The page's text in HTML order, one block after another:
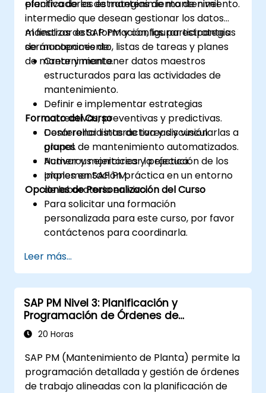
efectiva de las estrategias de mantenimiento.
planificadores de mantenimiento de nivel
intermedio que desean gestionar los datos
maestros de SAP PM y configurar estrategias
de mantenimiento, listas de tareas y planes
de mantenimiento.
Al finalizar esta formación, los participantes
serán capaces de:
Crear y mantener datos maestros
estructurados para las actividades de
mantenimiento.
Definir e implementar estrategias
correctivas, preventivas y predictivas.
Desarrollar listas de tareas y vincularlas a
planes de mantenimiento automatizados.
Activar y monitorear la ejecución de los
planes en SAP PM.
Formato del Curso
Conferencia interactiva y discusión
grupal.
Numerous ejercicios y práctica.
Implementación práctica en un entorno
de laboratorio en vivo.
Opciones de Personalización del Curso
Para solicitar una formación
personalizada para este curso, por favor
contáctenos para coordinarla.
Leer más...
SAP PM Nivel 3: Planificación y
Programación de Órdenes de
Mantenimiento
20 Horas
SAP PM (Mantenimiento de Planta) permite la
programación detallada y gestión de órdenes
de trabajo alineadas con la planificación de